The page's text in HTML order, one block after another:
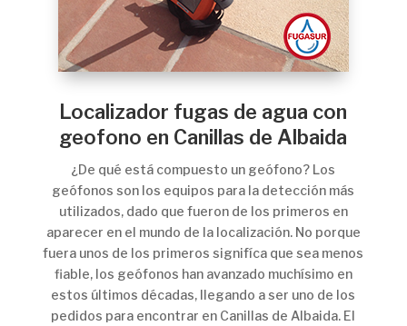
Localizador fugas de agua con
geofono en Canillas de Albaida
¿De qué está compuesto un geófono? Los
geófonos son los equipos para la detección más
utilizados, dado que fueron de los primeros en
aparecer en el mundo de la localización. No porque
fuera unos de los primeros signifíca que sea menos
fiable, los geófonos han avanzado muchísimo en
estos últimos décadas, llegando a ser uno de los
pedidos para encontrar en Canillas de Albaida. El